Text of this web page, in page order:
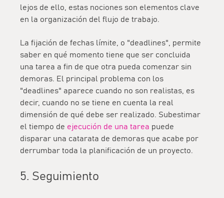
lejos de ello, estas nociones son elementos clave
en la organización del flujo de trabajo.
La fijación de fechas límite, o "deadlines", permite
saber en qué momento tiene que ser concluida
una tarea a fin de que otra pueda comenzar sin
demoras. El principal problema con los
"deadlines" aparece cuando no son realistas, es
decir, cuando no se tiene en cuenta la real
dimensión de qué debe ser realizado. Subestimar
el tiempo de ejecución de una tarea puede
disparar una catarata de demoras que acabe por
derrumbar toda la planificación de un proyecto.
5. Seguimiento